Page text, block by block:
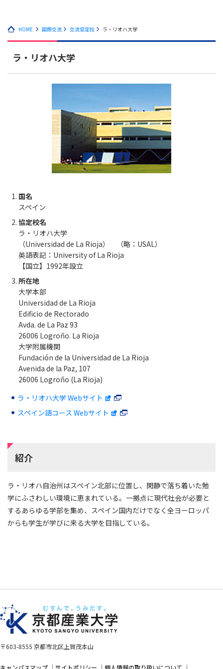
HOME 国際交流 交流協定校 ラ・リオハ大学
ラ・リオハ大学
国名
スペイン
協定校名
ラ・リオハ大学
（Universidad de La Rioja） （略：USAL）
英語表記：University of La Rioja
【国立】1992年設立
所在地
大学本部
Universidad de La Rioja
Edificio de Rectorado
Avda. de La Paz 93
26006 Logroño. La Rioja
大学附属機関
Fundación de la Universidad de La Rioja
Avenida de la Paz, 107
26006 Logroño (La Rioja)
ラ・リオハ大学 Webサイト
スペイン語コース Webサイト
紹介
ラ・リオハ自治州はスペイン北部に位置し、閑静で落ち着いた勉
学にふさわしい環境に恵まれている。一拠点に現代社会が必要と
するあらゆる学部を集め、スペイン国内だけでなく全ヨーロッパ
からも学生が学びに来る大学を目指している。
〒603-8555 京都市北区上賀茂本山
キャンパスマップ サイトポリシー 個人情報の取り扱いについて